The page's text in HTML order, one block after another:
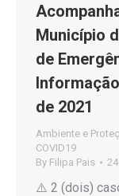
Município
de
de 2021
Ambiente e
COVID19
By Filipa Pais
⚠️ 2 (dois)